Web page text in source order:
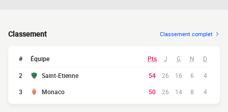
Classement Classement complet
# Équipe Pts J G N D
2 Saint-Etienne 54 26 16 6
4
3
Monaco 50 26 14 8 4